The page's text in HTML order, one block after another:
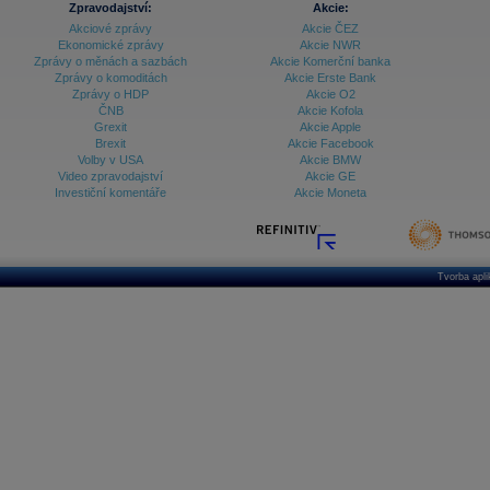
Archiv - Treasury alerty
Archiv - Vývoj české koruny
Archiv analýz - Makroukazatele
Ceny průmyslových výrobců - Data a prognózy
Ceny průmyslových výrobců - Graf (ČR)
Databanka - Akcie
Zpravodajství:
Akciové zprávy
Ekonomické zprávy
Zprávy o měnách a sazbách
Zprávy o komoditách
Zprávy o HDP
ČNB
Grexit
Brexit
Volby v USA
Video zpravodajství
Investiční komentáře
Akcie:
Akcie ČEZ
Akcie NWR
Akcie Komerční banka
Akcie Erste Bank
Akcie O2
Akcie Kofola
Akcie Apple
Akcie Facebook
Akcie BMW
Akcie GE
Akcie Moneta
Tvorba